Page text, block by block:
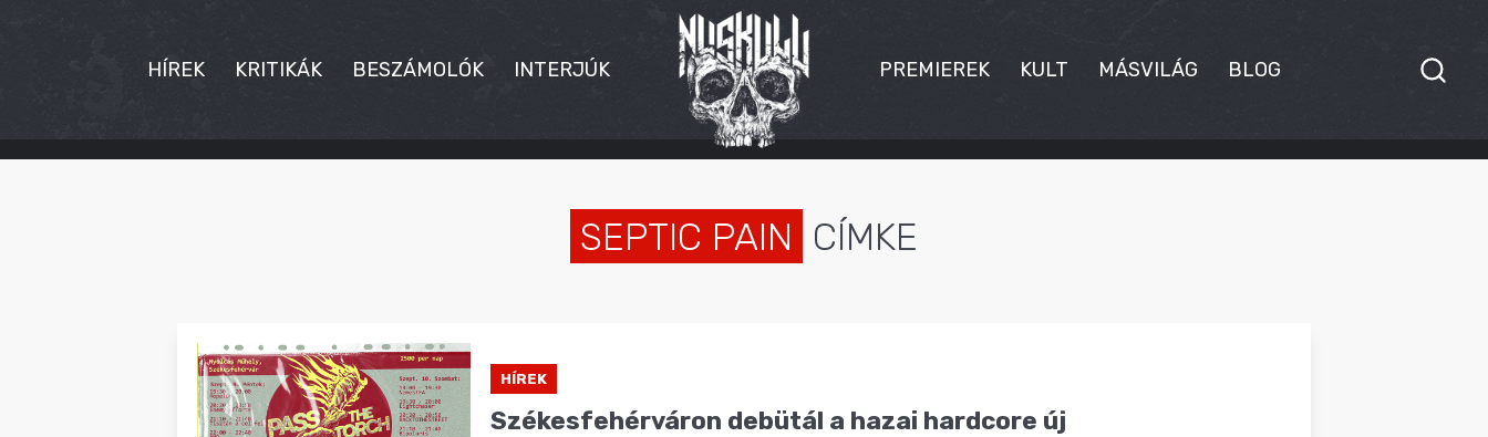
HÍREK KRITIKÁK BESZÁMOLÓK INTERJÚK PREMIEREK KULT MÁSVILÁG BLOG
HÍREK
SEPTIC PAIN CÍMKE
HÍREK
Székesfehérváron debütál a hazai hardcore új